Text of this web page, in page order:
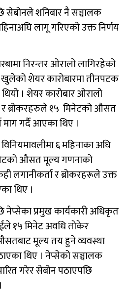
सेबोनले शनिबार नै सञ्चालक
लागू गरिएको उक्त निर्णय
निरन्तर ओरालो लागिरहेको
शेयर कारोबारमा तीनपटक
। शेयर कारोबार ओरालो
ब्रोकरहरुले १५ मिनेटको औसत
गर्दै आएका थिए ।
६ महिनाका अघि
औसत मूल्य गणनाको
लगानीकर्ता र ब्रोकरहरूले उक्त
थिए ।
नेप्सेका प्रमुख कार्यकारी अधिकृत
१५ मिनेट अवधि तोकेर
मूल्य तय हुने व्यवस्था
थिए । नेप्सेको सञ्चालक
गरेर सेबोन पठाएपछि